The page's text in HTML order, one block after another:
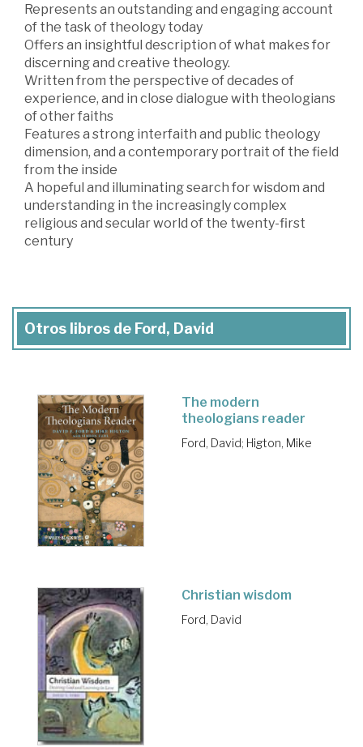
Represents an outstanding and engaging account
of the task of theology today
Offers an insightful description of what makes for
discerning and creative theology.
Written from the perspective of decades of
experience, and in close dialogue with theologians
of other faiths
Features a strong interfaith and public theology
dimension, and a contemporary portrait of the field
from the inside
A hopeful and illuminating search for wisdom and
understanding in the increasingly complex
religious and secular world of the twenty-first
century
Otros libros de Ford, David
The modern
theologians reader
Ford, David; Higton, Mike
Christian wisdom
Ford, David